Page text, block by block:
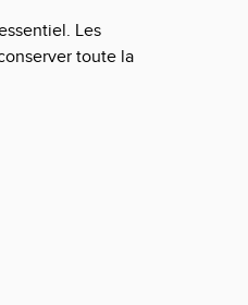
Les
toute la